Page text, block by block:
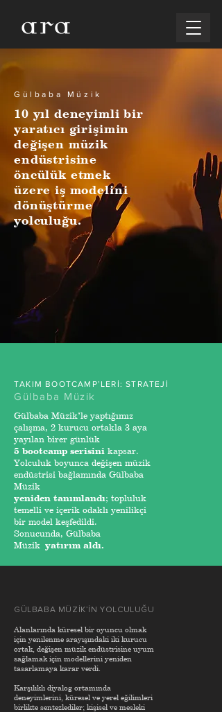
Gülbaba Müzik
10 yıl deneyimli bir
yaratıcı girişimin
değişen müzik
endüstrisine
öncülük etmek
üzere iş modelini
dönüştürme
yolculuğu.
TAKIM BOOTCAMP’LERİ: STRATEJİ
Gülbaba Müzik
Gülbaba Müzik’le yaptığımız
çalışma, 2 kurucu ortakla 3 aya
yayılan birer günlük
5 bootcamp serisini kapsar.
Yolculuk boyunca değişen müzik
endüstrisi bağlamında Gülbaba
Müzik
yeniden tanımlandı; topluluk
temelli ve içerik odaklı yenilikçi
bir model keşfedildi.
Sonucunda, Gülbaba
Müzik yatırım aldı.
GÜLBABA MÜZİK’İN YOLCULUĞU
Alanlarında küresel bir oyuncu olmak
için yenilenme arayışındaki iki kurucu
ortak, değişen müzik endüstrisine uyum
sağlamak için modellerini yeniden
tasarlamaya karar verdi.
Karşılıklı diyalog ortamında
deneyimlerini, küresel ve yerel eğilimleri
birlikte sentezlediler; kişisel ve mesleki